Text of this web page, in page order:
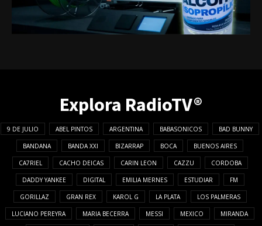
Explora RadioTV®
9 DE JULIO ABEL PINTOS ARGENTINA BABASONICOS BAD BUNNY
BANDANA BANDA XXI BIZARRAP BOCA BUENOS AIRES
CA7RIEL CACHO DEICAS CARIN LEON CAZZU CORDOBA
DADDY YANKEE DIGITAL EMILIA MERNES ESTUDIAR FM
GORILLAZ GRAN REX KAROL G LA PLATA LOS PALMERAS
LUCIANO PEREYRA MARIA BECERRA MESSI MEXICO MIRANDA